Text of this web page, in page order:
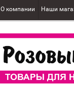
О компании Наши